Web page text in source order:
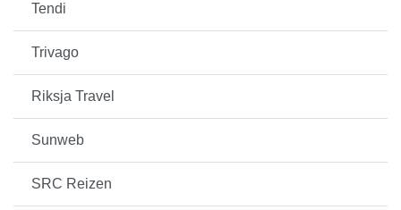
Tendi
Trivago
Riksja Travel
Sunweb
SRC Reizen